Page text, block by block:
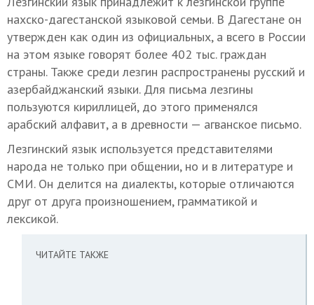
нахско-дагестанской языковой семьи. В Дагестане он
утвержден как один из официальных, а всего в России
на этом языке говорят более 402 тыс. граждан
страны. Также среди лезгин распространены русский и
азербайджанский языки. Для письма лезгины
пользуются кириллицей, до этого применялся
арабский алфавит, а в древности — агванское письмо.
Лезгинский язык используется представителями
народа не только при общении, но и в литературе и
СМИ. Он делится на диалекты, которые отличаются
друг от друга произношением, грамматикой и
лексикой.
ЧИТАЙТЕ ТАКЖЕ